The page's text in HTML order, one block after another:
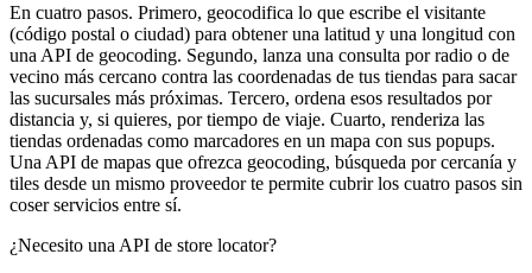
En cuatro pasos. Primero, geocodifica lo que escribe el visitante
(código postal o ciudad) para obtener una latitud y una longitud con
una API de geocoding. Segundo, lanza una consulta por radio o de
vecino más cercano contra las coordenadas de tus tiendas para sacar
las sucursales más próximas. Tercero, ordena esos resultados por
distancia y, si quieres, por tiempo de viaje. Cuarto, renderiza las
tiendas ordenadas como marcadores en un mapa con sus popups.
Una API de mapas que ofrezca geocoding, búsqueda por cercanía y
tiles desde un mismo proveedor te permite cubrir los cuatro pasos sin
coser servicios entre sí.
¿Necesito una API de store locator?